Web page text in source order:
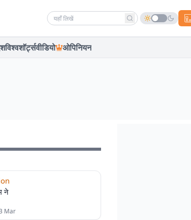
Search news
विश्वशॉर्ट्सवीडियो ओपिनियन
ने
Mar